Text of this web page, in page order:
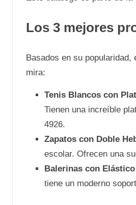
Los 3 mejores
Basados en su
mira:
Tenis Blancos con
Tienen una increíble
4926.
Zapatos con Doble
escolar. Ofrecen una
Balerinas con
tiene un moderno